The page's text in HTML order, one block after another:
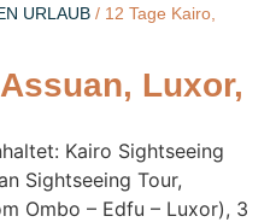
URLAUB / 12 Tage Kairo,
Luxor,
Kairo Sightseeing
Sightseeing Tour,
Ombo – Edfu – Luxor), 3